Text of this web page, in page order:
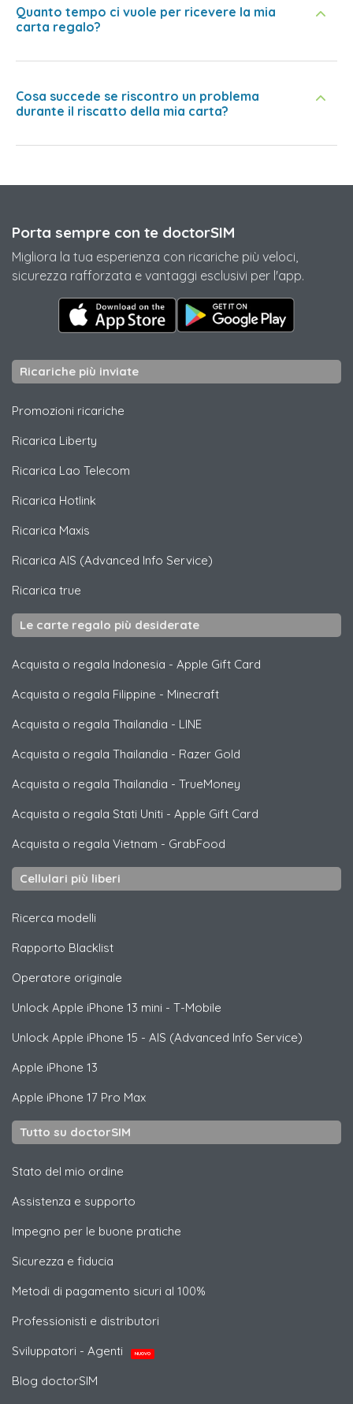
Quanto tempo ci vuole per ricevere la mia
carta regalo?
Cosa succede se riscontro un problema
durante il riscatto della mia carta?
Porta sempre con te doctorSIM
Migliora la tua esperienza con ricariche più veloci,
sicurezza rafforzata e vantaggi esclusivi per l'app.
Ricariche più inviate
Promozioni ricariche
Ricarica Liberty
Ricarica Lao Telecom
Ricarica Hotlink
Ricarica Maxis
Ricarica AIS (Advanced Info Service)
Ricarica true
Le carte regalo più desiderate
Acquista o regala Indonesia - Apple Gift Card
Acquista o regala Filippine - Minecraft
Acquista o regala Thailandia - LINE
Acquista o regala Thailandia - Razer Gold
Acquista o regala Thailandia - TrueMoney
Acquista o regala Stati Uniti - Apple Gift Card
Acquista o regala Vietnam - GrabFood
Cellulari più liberi
Ricerca modelli
Rapporto Blacklist
Operatore originale
Unlock Apple iPhone 13 mini - T-Mobile
Unlock Apple iPhone 15 - AIS (Advanced Info Service)
Apple iPhone 13
Apple iPhone 17 Pro Max
Tutto su doctorSIM
Stato del mio ordine
Assistenza e supporto
Impegno per le buone pratiche
Sicurezza e fiducia
Metodi di pagamento sicuri al 100%
Professionisti e distributori
Sviluppatori - Agenti
NUOVO
Blog doctorSIM